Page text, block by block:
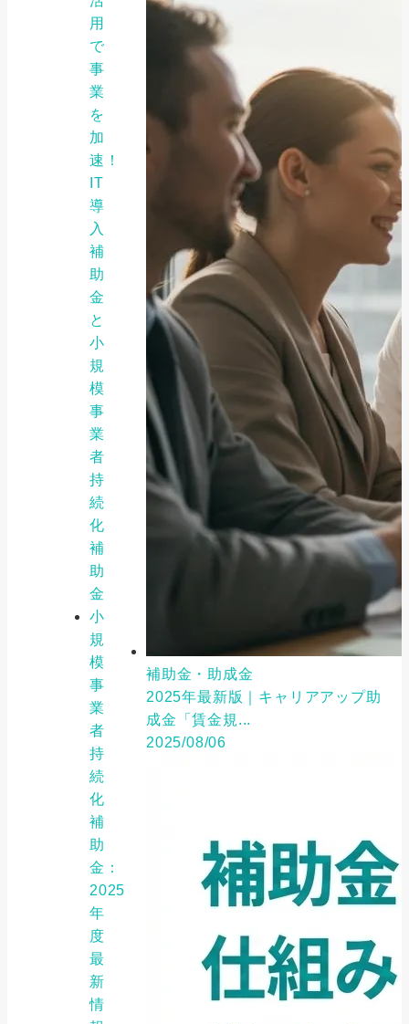
用
で
事
業
を
加
速！
IT
導
入
補
助
金
と
小
規
模
事
業
者
持
続
化
補
助
金
小
規
模
事
業
者
持
続
化
補
助
金：
2025
年
度
最
新
情
補助金・助成金
2025年最新版｜キャリアアップ助
成金「賃金規...
2025/08/06